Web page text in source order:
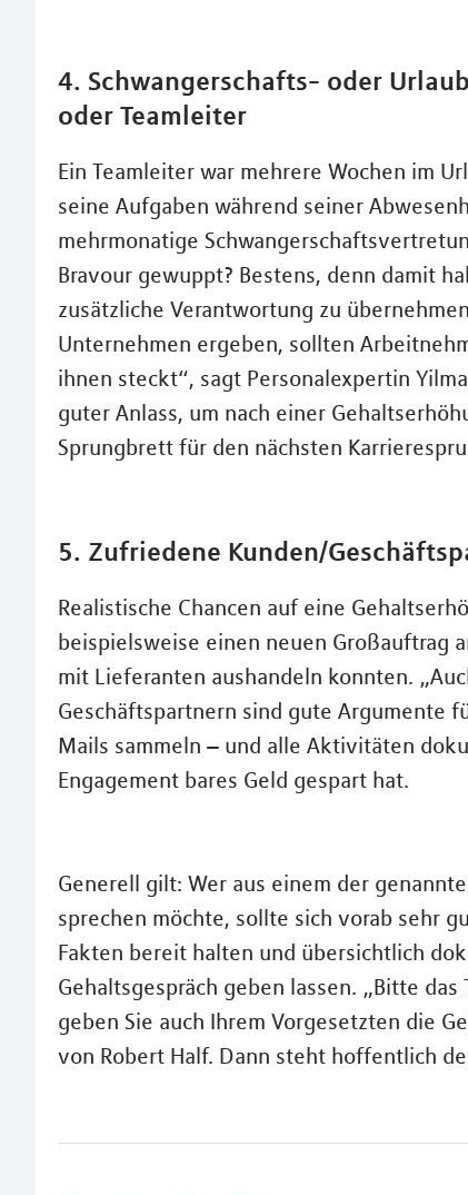
4. Schwangerschafts- oder
oder Teamleiter
Ein Teamleiter war mehrere Wochen im
seine Aufgaben während seiner
mehrmonatige
Bravour gewuppt? Bestens, denn damit
zusätzliche Verantwortung zu
Unternehmen ergeben, sollten
ihnen steckt“, sagt Personalexpertin
guter Anlass, um nach einer
Sprungbrett für den nächsten
5. Zufriedene Kunden/
Realistische Chancen auf eine
beispielsweise einen neuen Großauftrag
mit Lieferanten aushandeln konnten.
Geschäftspartnern sind gute Argumente
Mails sammeln – und alle Aktivitäten
Engagement bares Geld gespart hat.
Generell gilt: Wer aus einem der
sprechen möchte, sollte sich vorab sehr
Fakten bereit halten und übersichtlich
Gehaltsgespräch geben lassen. „Bitte
geben Sie auch Ihrem Vorgesetzten die
von Robert Half. Dann steht hoffentlich